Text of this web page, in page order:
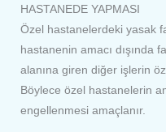
HASTANEDE YAPMASI
Özel hastanelerdeki yasak
hastanenin amacı dışında
alanına giren diğer işlerin
Böylece özel hastanelerin
engellenmesi amaçlanır.